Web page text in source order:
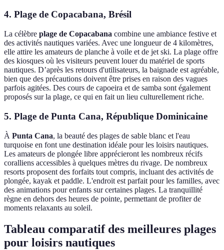
4. Plage de Copacabana, Brésil
La célèbre plage de Copacabana combine une ambiance festive et
des activités nautiques variées. Avec une longueur de 4 kilomètres,
elle attire les amateurs de planche à voile et de jet ski. La plage offre
des kiosques où les visiteurs peuvent louer du matériel de sports
nautiques. D’après les retours d'utilisateurs, la baignade est agréable,
bien que des précautions doivent être prises en raison des vagues
parfois agitées. Des cours de capoeira et de samba sont également
proposés sur la plage, ce qui en fait un lieu culturellement riche.
5. Plage de Punta Cana, République Dominicaine
À Punta Cana, la beauté des plages de sable blanc et l'eau
turquoise en font une destination idéale pour les loisirs nautiques.
Les amateurs de plongée libre apprécieront les nombreux récifs
coralliens accessibles à quelques mètres du rivage. De nombreux
resorts proposent des forfaits tout compris, incluant des activités de
plongée, kayak et paddle. L'endroit est parfait pour les familles, avec
des animations pour enfants sur certaines plages. La tranquillité
règne en dehors des heures de pointe, permettant de profiter de
moments relaxants au soleil.
Tableau comparatif des meilleures plages
pour loisirs nautiques